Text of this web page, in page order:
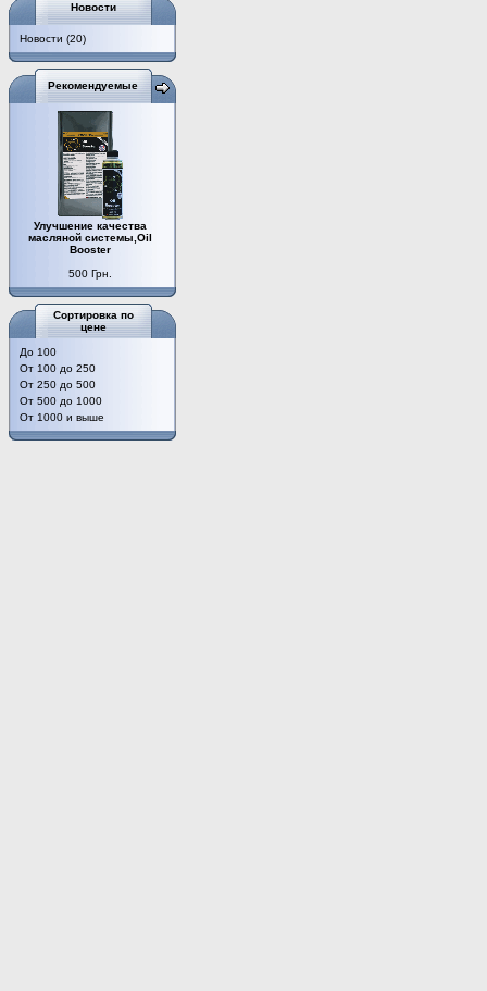
Новости
Новости (20)
Рекомендуемые
Улучшение качества
масляной системы,Oil
Booster
500 Грн.
Сортировка по
цене
До 100
От 100 до 250
От 250 до 500
От 500 до 1000
От 1000 и выше